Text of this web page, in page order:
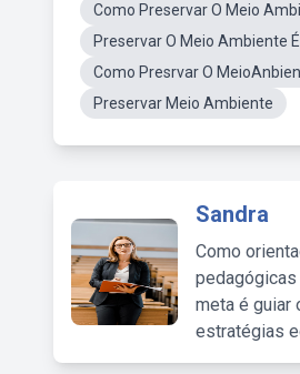
Como Preservar O Meio
Preservar O Meio Ambiente
Como Presrvar O
Preservar Meio Ambiente
Sandra
Como
meta é guiar
estratégias